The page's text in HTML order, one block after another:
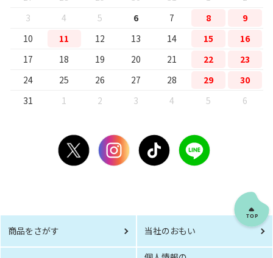
3
4 5 6 7 8
9
10
11 12 13 14 15
16
17
18 19 20 21 22
23
24
25 26 27 28 29
30
31
1 2 3 4 5 6
商品をさがす 当社のおもい